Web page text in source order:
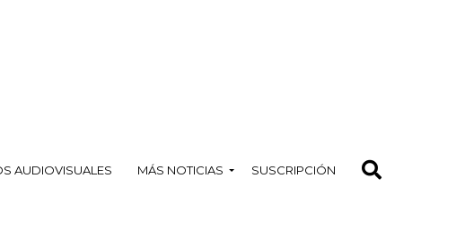
AUDIOVISUALES MÁS NOTICIAS SUSCRIPCIÓN